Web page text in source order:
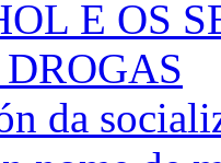
E OS
da